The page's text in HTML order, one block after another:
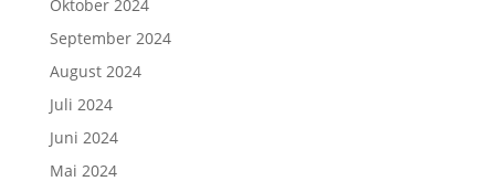
Oktober 2024
September 2024
August 2024
Juli 2024
Juni 2024
Mai 2024